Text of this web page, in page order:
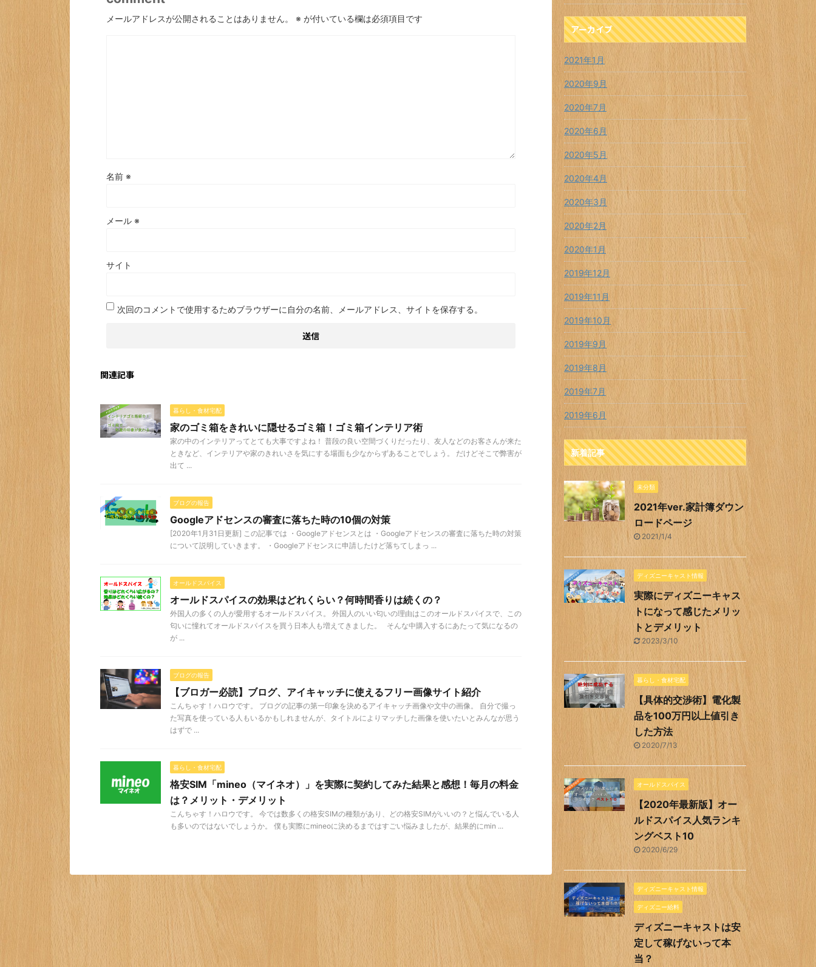
メールアドレスが公開されることはありません。 ※ が付いている欄は必須項目です
名前 ※
メール ※
サイト
次回のコメントで使用するためブラウザーに自分の名前、メールアドレス、サイトを保存する。
関連記事
暮らし・食材宅配
家のゴミ箱をきれいに隠せるゴミ箱！ゴミ箱インテリア術
家の中のインテリアってとても大事ですよね！ 普段の良い空間づくりだったり、友人などのお客さんが来た
ときなど、インテリアや家のきれいさを気にする場面も少なからずあることでしょう。 だけどそこで弊害が
出て ...
ブログの報告
Googleアドセンスの審査に落ちた時の10個の対策
[2020年1月31日更新] この記事では ・Googleアドセンスとは ・Googleアドセンスの審査に落ちた時の対策
について説明していきます。 ・Googleアドセンスに申請したけど落ちてしまっ ...
オールドスパイス
オールドスパイスの効果はどれくらい？何時間香りは続くの？
外国人の多くの人が愛用するオールドスパイス。 外国人のいい匂いの理由はこのオールドスパイスで、この
匂いに憧れてオールドスパイスを買う日本人も増えてきました。 そんな中購入するにあたって気になるの
が ...
ブログの報告
【ブロガー必読】ブログ、アイキャッチに使えるフリー画像サイト紹介
こんちゃす！ハロウです。 ブログの記事の第一印象を決めるアイキャッチ画像や文中の画像。 自分で撮っ
た写真を使っている人もいるかもしれませんが、タイトルによりマッチした画像を使いたいとみんなが思う
はずで ...
暮らし・食材宅配
格安SIM「mineo（マイネオ）」を実際に契約してみた結果と感想！毎月の料金
は？メリット・デメリット
こんちゃす！ハロウです。 今では数多くの格安SIMの種類があり、どの格安SIMがいいの？と悩んでいる人
も多いのではないでしょうか。 僕も実際にmineoに決めるまではすごい悩みましたが、結果的にmin ...
アーカイブ
2021年1月
2020年9月
2020年7月
2020年6月
2020年5月
2020年4月
2020年3月
2020年2月
2020年1月
2019年12月
2019年11月
2019年10月
2019年9月
2019年8月
2019年7月
2019年6月
新着記事
未分類
2021年ver.家計簿ダウン
ロードページ
2021/1/4
ディズニーキャスト情報
実際にディズニーキャス
トになって感じたメリッ
トとデメリット
2023/3/10
暮らし・食材宅配
【具体的交渉術】電化製
品を100万円以上値引き
した方法
2020/7/13
オールドスパイス
【2020年最新版】オー
ルドスパイス人気ランキ
ングベスト10
2020/6/29
ディズニーキャスト情報
ディズニー給料
ディズニーキャストは安
定して稼げないって本
当？